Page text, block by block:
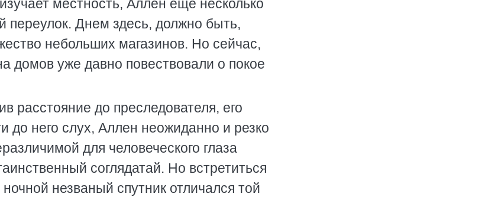
местность, Аллен еще несколько
переулок. Днем здесь, должно быть,
небольших магазинов. Но сейчас,
домов уже давно повествовали о покое
расстояние до преследователя, его
до него слух, Аллен неожиданно и резко
для человеческого глаза
соглядатай. Но встретиться
незваный спутник отличался той